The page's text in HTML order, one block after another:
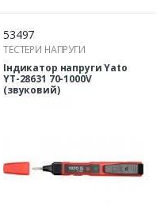
53497
ТЕСТЕРИ НАПРУГИ
Індикатор напруги Yato
YT-28631 70-1000V
(звуковий)